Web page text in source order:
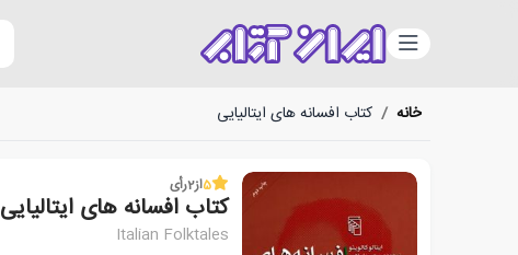
دسته‌بندی
خانه / کتاب افسانه های ایتالیایی
5از2رأی
کتاب افسانه های ایتالیایی
Italian Folktales